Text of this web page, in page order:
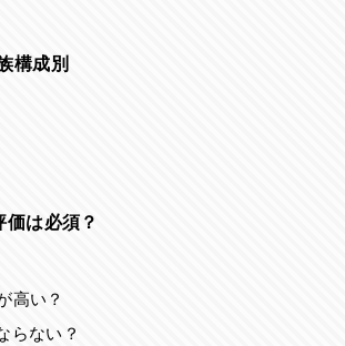
構成別
は必須？
高い？
らない？